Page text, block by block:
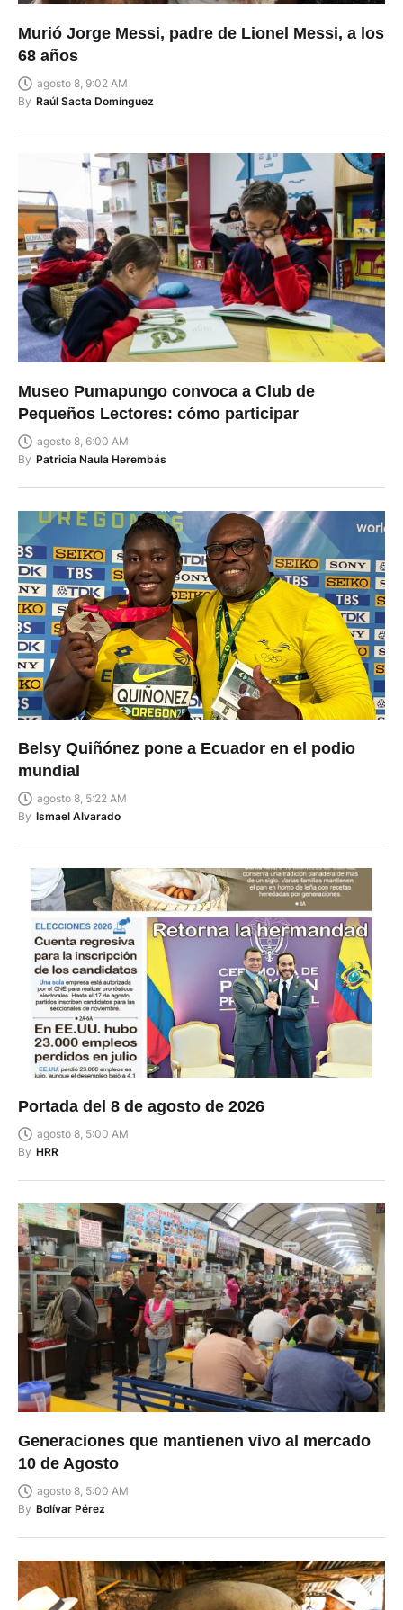
Murió Jorge Messi, padre de Lionel Messi, a los
68 años
agosto 8, 9:02 AM
By Raúl Sacta Domínguez
Museo Pumapungo convoca a Club de
Pequeños Lectores: cómo participar
agosto 8, 6:00 AM
By Patricia Naula Herembás
Belsy Quiñónez pone a Ecuador en el podio
mundial
agosto 8, 5:22 AM
By Ismael Alvarado
Portada del 8 de agosto de 2026
agosto 8, 5:00 AM
By HRR
Generaciones que mantienen vivo al mercado
10 de Agosto
agosto 8, 5:00 AM
By Bolívar Pérez